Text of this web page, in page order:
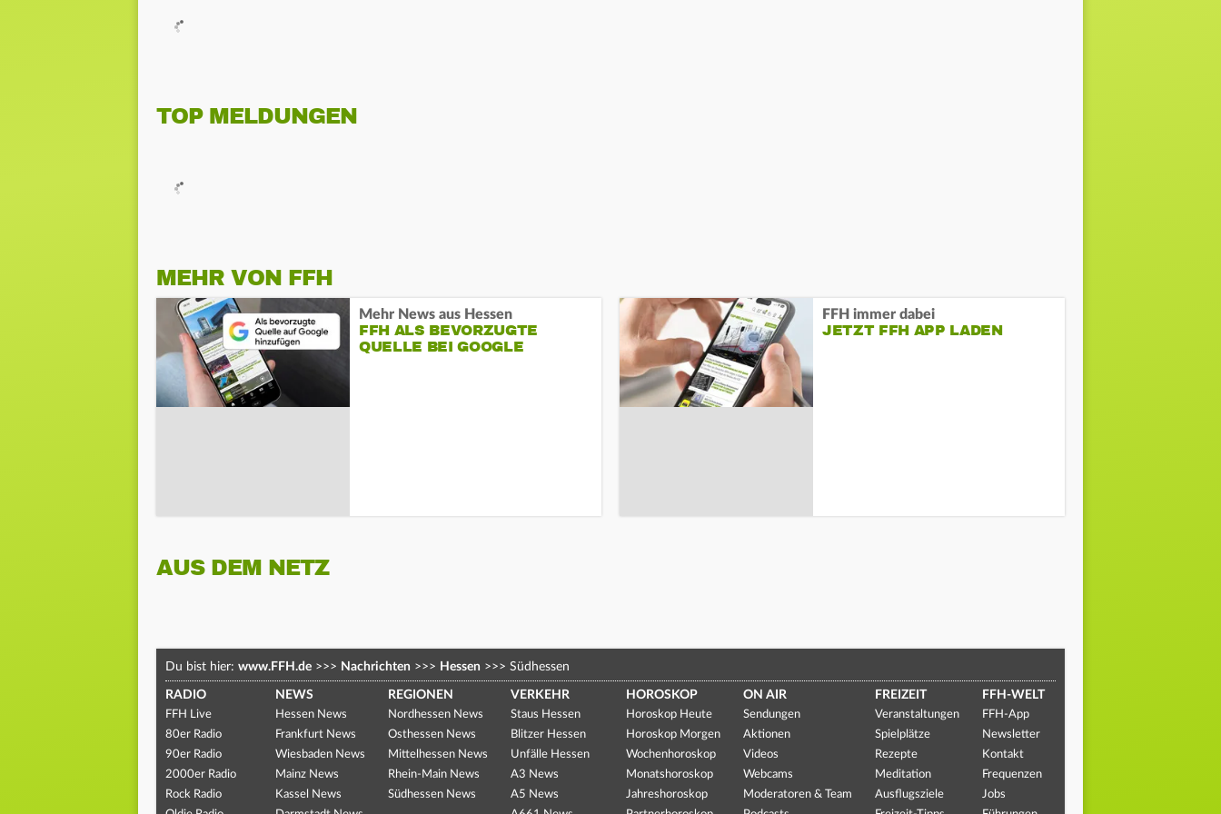
TOP MELDUNGEN
MEHR VON FFH
Mehr News aus Hessen
FFH ALS BEVORZUGTE
QUELLE BEI GOOGLE
FFH immer dabei
JETZT FFH APP LADEN
AUS DEM NETZ
Du bist hier: www.FFH.de >>> Nachrichten >>> Hessen >>> Südhessen
RADIO
FFH Live
80er Radio
90er Radio
2000er Radio
Rock Radio
NEWS
Hessen News
Frankfurt News
Wiesbaden News
Mainz News
Kassel News
REGIONEN
Nordhessen News
Osthessen News
Mittelhessen News
Rhein-Main News
Südhessen News
VERKEHR
Staus Hessen
Blitzer Hessen
Unfälle Hessen
A3 News
A5 News
HOROSKOP
Horoskop Heute
Horoskop Morgen
Wochenhoroskop
Monatshoroskop
Jahreshoroskop
ON AIR
Sendungen
Aktionen
Videos
Webcams
Moderatoren & Team
FREIZEIT
Veranstaltungen
Spielplätze
Rezepte
Meditation
Ausflugsziele
FFH-WELT
FFH-App
Newsletter
Kontakt
Frequenzen
Jobs